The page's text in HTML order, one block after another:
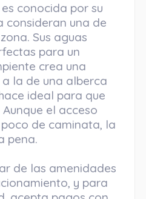
conocida por su
consideran una de
Sus aguas
para un
crea una
la de una alberca
ideal para que
el acceso
de caminata, la
pena.
de las amenidades
y para